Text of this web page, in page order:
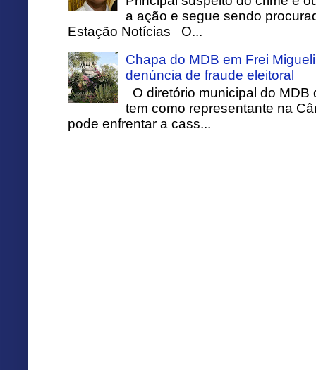
a ação e segue sendo
Estação Notícias O...
Chapa do MDB em Frei
denúncia de fraude eleitoral
O diretório municipal do
tem como representante na
pode enfrentar a cass...